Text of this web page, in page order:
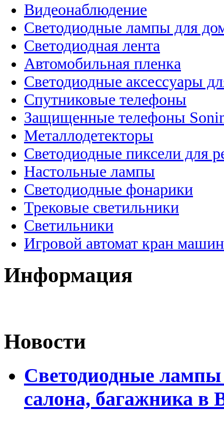
Видеонаблюдение
Светодиодные лампы для
Светодиодная лента
Автомобильная пленка
Светодиодные аксессуары
Спутниковые телефоны
Защищенные телефоны
Металлодетекторы
Светодиодные пиксели для
Настольные лампы
Светодиодные фонарики
Трековые светильники
Светильники
Игровой автомат кран
Информация
Новости
Светодиодные лампы
салона, багажника в